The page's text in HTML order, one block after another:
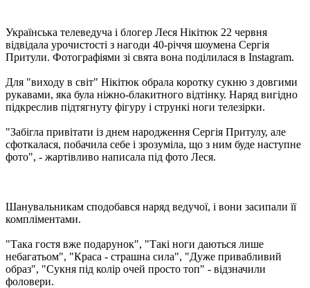
Українська телеведуча і блогер Леся Нікітюк 22 червня
відвідала урочистості з нагоди 40-річчя шоумена Сергія
Притули. Фотографіями зі свята вона поділилася в Instagram.
Для "виходу в світ" Нікітюк обрала коротку сукню з довгими
рукавами, яка була ніжно-блакитного відтінку. Наряд вигідно
підкреслив підтягнуту фігуру і стрункі ноги телезірки.
"Забігла привітати із днем ​​народження Сергія Притулу, але
сфоткалася, побачила себе і зрозуміла, що з ним буде наступне
фото", - жартівливо написала під фото Леся.
Шанувальникам сподобався наряд ведучої, і вони засипали її
компліментами.
"Така гостя вже подарунок", "Такі ноги даються лише
небагатьом", "Краса - страшна сила", "Дуже привабливий
образ", "Сукня під колір очей просто топ" - відзначили
фоловери.